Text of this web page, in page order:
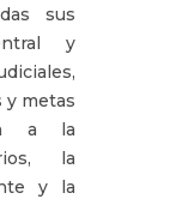
sus
y
y metas
a la
la
y la